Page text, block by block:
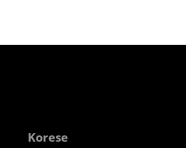
Korese